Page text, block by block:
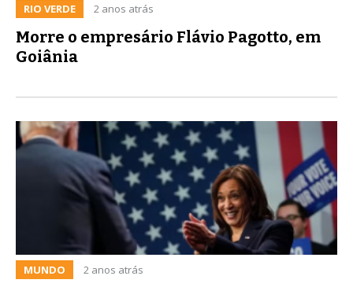
RIO VERDE 2 anos atrás
Morre o empresário Flávio Pagotto, em
Goiânia
MUNDO 2 anos atrás